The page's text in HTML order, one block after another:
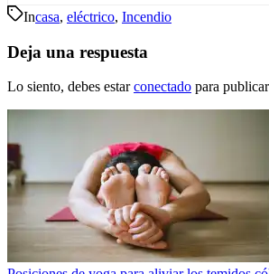
Incasa, eléctrico, Incendio
Deja una respuesta
Lo siento, debes estarconectado para